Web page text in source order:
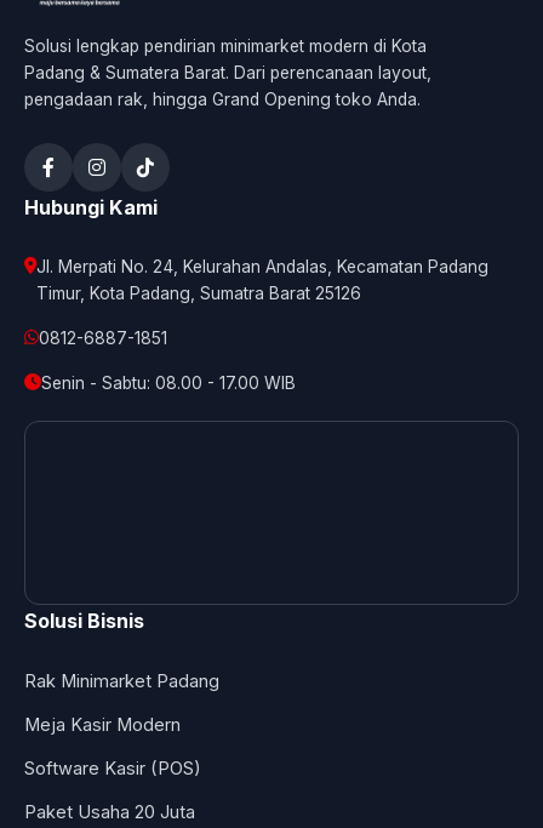
Solusi lengkap pendirian minimarket modern di Kota
Padang & Sumatera Barat. Dari perencanaan layout,
pengadaan rak, hingga Grand Opening toko Anda.
Hubungi Kami
Jl. Merpati No. 24, Kelurahan Andalas, Kecamatan Padang
Timur, Kota Padang, Sumatra Barat 25126
0812-6887-1851
Senin - Sabtu: 08.00 - 17.00 WIB
Solusi Bisnis
Rak Minimarket Padang
Meja Kasir Modern
Software Kasir (POS)
Paket Usaha 20 Juta